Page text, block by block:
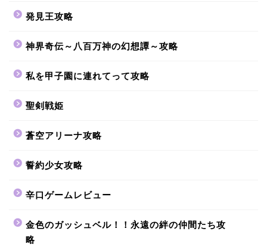
発見王攻略
神界奇伝～八百万神の幻想譚～攻略
私を甲子園に連れてって攻略
聖剣戦姫
蒼空アリーナ攻略
誓約少女攻略
辛口ゲームレビュー
金色のガッシュベル！！永遠の絆の仲間たち攻
略